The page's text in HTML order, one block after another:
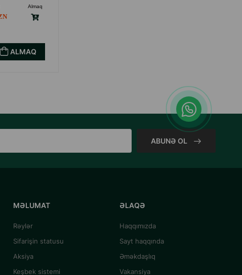
Almaq
ALMAQ
ABUNƏ OL
MƏLUMAT
Rəylər
Sifarişin statusu
Aksiya
Keşbek sistemi
ƏLAQƏ
Haqqımızda
Sayt haqqında
Əməkdaşlıq
Vakansiya